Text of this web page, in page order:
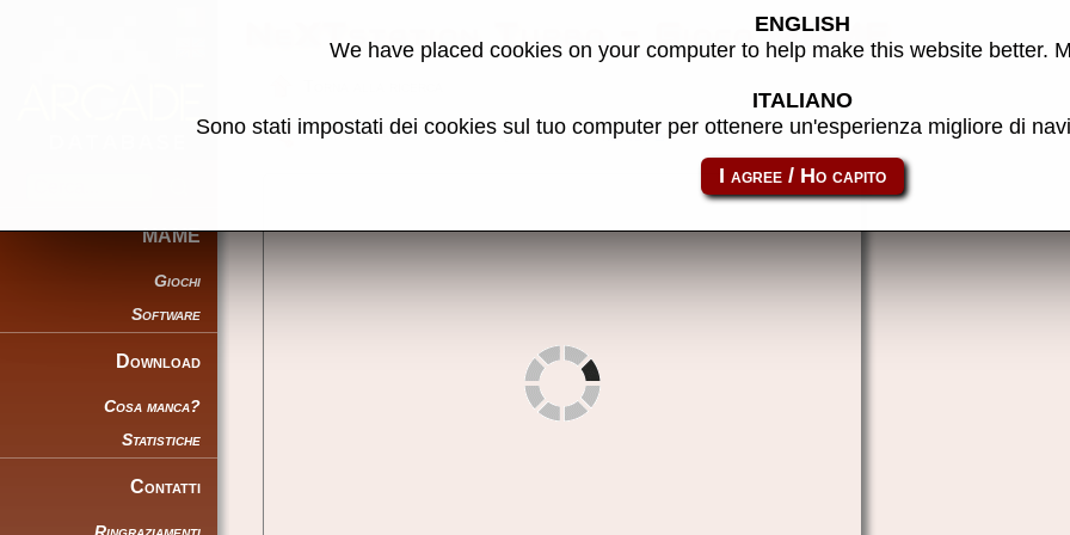
MAME
Giochi
Software
Download
Cosa manca?
Statistiche
Contatti
NeXTstation Turbo - Gioco MAME
Condividi la pagina usando questo link: nextst
ENGLISH
We have placed cookies on your computer to help make this website better.
ITALIANO
Sono stati impostati dei cookies sul tuo computer per ottenere un'esperienza migliore di